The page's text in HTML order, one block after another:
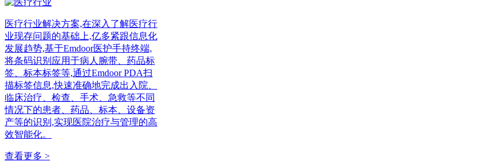
医疗行业解决方案,在深入了解医疗行
业现存问题的基础上,亿多紧跟信息化
发展趋势,基于Emdoor医护手持终端,
将条码识别应用于病人腕带、药品标
签、标本标签等,通过Emdoor PDA扫
描标签信息,快速准确地完成出入院、
临床治疗、检查、手术、急救等不同
情况下的患者、药品、标本、设备资
产等的识别,实现医院治疗与管理的高
效智能化。
查看更多 >